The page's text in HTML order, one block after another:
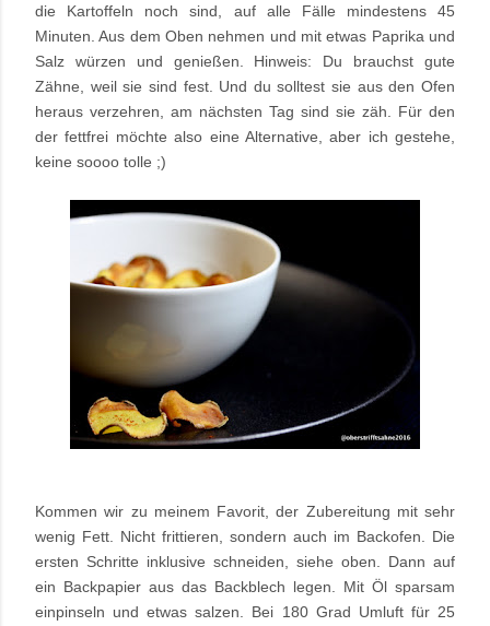
die Kartoffeln noch sind, auf alle Fälle mindestens 45
Minuten. Aus dem Oben nehmen und mit etwas Paprika und
Salz würzen und genießen. Hinweis: Du brauchst gute
Zähne, weil sie sind fest. Und du solltest sie aus den Ofen
heraus verzehren, am nächsten Tag sind sie zäh. Für den
der fettfrei möchte also eine Alternative, aber ich gestehe,
keine soooo tolle ;)
Kommen wir zu meinem Favorit, der Zubereitung mit sehr
wenig Fett. Nicht frittieren, sondern auch im Backofen. Die
ersten Schritte inklusive schneiden, siehe oben. Dann auf
ein Backpapier aus das Backblech legen. Mit Öl sparsam
einpinseln und etwas salzen. Bei 180 Grad Umluft für 25